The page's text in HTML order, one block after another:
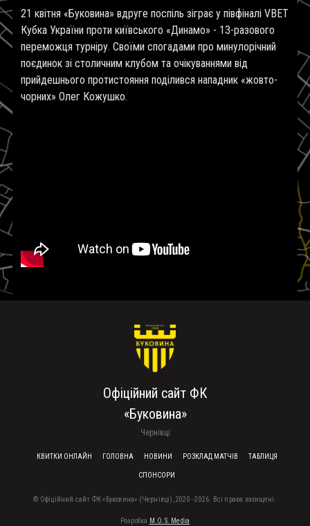
21 квітня «Буковина» вдруге поспіль зіграє у півфіналі VBET
Кубка України проти київського «Динамо» - 13-разового
переможця турніру. Своїми спогадами про минулорічний
поєдинок зі столичним клубом та очікуваннями від
прийдешнього протистояння поділився нападник «жовто-
чорних» Олег Кожушко.
Офіційний сайт ФК
«Буковина»
Чернівці
FOOTER MENU
КВИТКИ ОНЛАЙН ГОЛОВНА НОВИНИ РОЗКЛАД МАТЧІВ ТАБЛИЦЯ
СПОНСОРИ
© Офіційний сайт ФК «Буковина» (Чернівці), 2020 - 2026. Всі права захищені.
Розробка M.O.S. Media